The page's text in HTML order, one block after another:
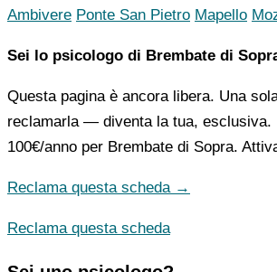
Ambivere Ponte San Pietro Mapello
Sei lo psicologo di Brembate di
Questa pagina è ancora libera. Una
reclamarla — diventa la tua, esclusiva.
100€/anno per Brembate di Sopra.
Reclama questa scheda →
Reclama questa scheda